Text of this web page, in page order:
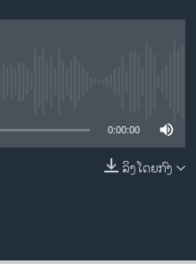
0:00:00
ລິງໂດຍກົງ